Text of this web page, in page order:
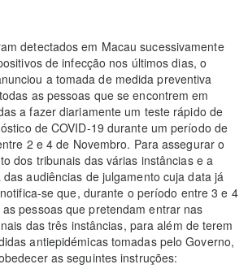
detectados em Macau sucessivamente
de infecção nos últimos dias, o
a tomada de medida preventiva
as pessoas que se encontrem em
a fazer diariamente um teste rápido de
de COVID-19 durante um período de
2 e 4 de Novembro. Para assegurar o
dos tribunais das várias instâncias e a
audiências de julgamento cuja data já
se que, durante o período entre 3 e 4
pessoas que pretendam entrar nas
das três instâncias, para além de terem
antiepidémicas tomadas pelo Governo,
as seguintes instruções: